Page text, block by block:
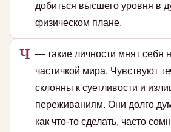
добиться высшего уровня в
физическом плане.
Ч — такие личности мнят себя
частичкой мира. Чувствуют
склонны к суетливости и
переживаниям. Они долго
как что-то сделать, часто